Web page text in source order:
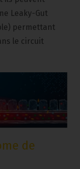
Leaky-Gut
permettant
le circuit
de